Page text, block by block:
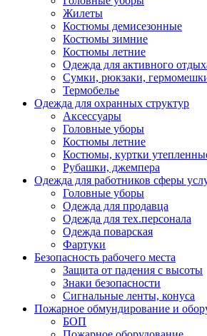
Жилеты
Костюмы демисезонные
Костюмы зимние
Костюмы летние
Одежда для активного
Сумки, рюкзаки,
Термобелье
Одежда для охранных структур
Аксессуары
Головные уборы
Костюмы летние
Костюмы, куртки
Рубашки, джемпера
Одежда для работников сферы
Головные уборы
Одежда для продавца
Одежда для тех.персонала
Одежда поварская
Фартуки
Безопасность рабочего места
Защита от падения с высоты
Знаки безопасности
Сигнальные ленты, конуса
Пожарное обмундирование и
БОП